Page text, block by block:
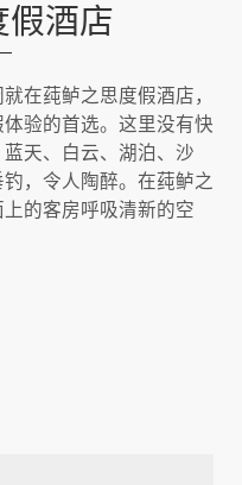
假酒店
在莼鲈之思度假酒店，
验的首选。这里没有快
天、白云、湖泊、沙
，令人陶醉。在莼鲈之
的客房呼吸清新的空